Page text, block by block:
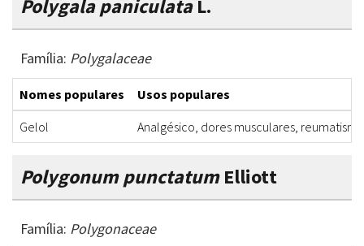
Polygala paniculataL.
Família: Polygalaceae
Nomes populares
Usos populares
Gelol
Analgésico, dores musculares, reumatismo
Polygonum punctatumElliott
Família: Polygonaceae